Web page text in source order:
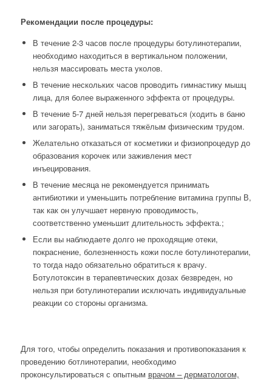
Рекомендации после процедуры:
В течение 2-3 часов после процедуры ботулинотерапии,
необходимо находиться в вертикальном положении,
нельзя массировать места уколов.
В течение нескольких часов проводить гимнастику мышц
лица, для более выраженного эффекта от процедуры.
В течение 5-7 дней нельзя перегреваться (ходить в баню
или загорать), заниматься тяжёлым физическим трудом.
Желательно отказаться от косметики и физиопроцедур до
образования корочек или заживления мест
инъецирования.
В течение месяца не рекомендуется принимать
антибиотики и уменьшить потребление витамина группы В,
так как он улучшает нервную проводимость,
соответственно уменьшит длительность эффекта.;
Если вы наблюдаете долго не проходящие отеки,
покраснение, болезненность кожи после ботулинотерапии,
то тогда надо обязательно обратиться к врачу.
Ботулотоксин в терапевтических дозах безвреден, но
нельзя при ботулинотерапии исключать индивидуальные
реакции со стороны организма.
Для того, чтобы определить показания и противопоказания к
проведению ботлинотерапии, необходимо
проконсультироваться с опытным врачом – дерматологом,